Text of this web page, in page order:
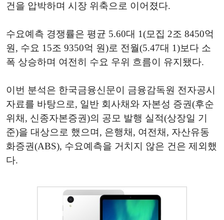
건을 압박하며 시장 위축으로 이어졌다.
수요예측 경쟁률은 평균 5.60대 1(모집 2조 8450억
원, 수요 15조 9350억 원)로 전월(5.47대 1)보다 소
폭 상승하며 여전히 수요 우위 흐름이 유지됐다.
이번 분석은 한국금융신문이 금융감독원 전자공시
자료를 바탕으로, 일반 회사채와 자본성 증권(후순
위채, 신종자본증권)의 공모 발행 실적(상장일 기
준)을 대상으로 했으며, 은행채, 여전채, 자산유동
화증권(ABS), 수요예측을 거치지 않은 건은 제외했
다.